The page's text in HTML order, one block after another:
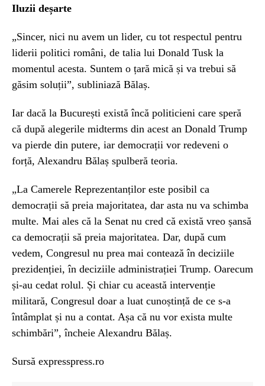
Iluzii deșarte
„Sincer, nici nu avem un lider, cu tot respectul pentru
liderii politici români, de talia lui Donald Tusk la
momentul acesta. Suntem o țară mică și va trebui să
găsim soluții”, subliniază Bălaș.
Iar dacă la București există încă politicieni care speră
că după alegerile midterms din acest an Donald Trump
va pierde din putere, iar democrații vor redeveni o
forță, Alexandru Bălaș spulberă teoria.
„La Camerele Reprezentanților este posibil ca
democrații să preia majoritatea, dar asta nu va schimba
multe. Mai ales că la Senat nu cred că există vreo șansă
ca democrații să preia majoritatea. Dar, după cum
vedem, Congresul nu prea mai contează în deciziile
prezidenției, în deciziile administrației Trump. Oarecum
și-au cedat rolul. Și chiar cu această intervenție
militară, Congresul doar a luat cunoștință de ce s-a
întâmplat și nu a contat. Așa că nu vor exista multe
schimbări”, încheie Alexandru Bălaș.
Sursă expresspress.ro